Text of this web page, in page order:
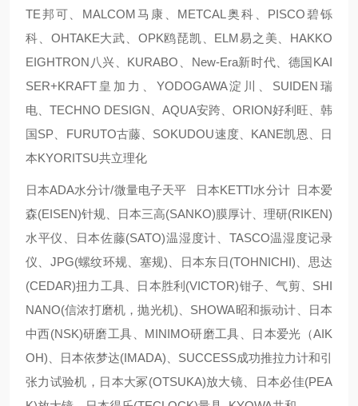
TE邦可、MALCOM马康、METCAL奥科、PISCO碧铄
科、OHTAKE大武、OPK鸥琵凯、ELM易之美、HAKKO
EIGHTRON八兴、KURABO、New-Era新时代、德国KAI
SER+KRAFT皇加力、YODOGAWA淀川、SUIDEN瑞
电、TECHNO DESIGN、AQUA安跨、ORION好利旺、韩
国SP、FURUTO古藤、SOKUDOU速度、KANE凯恩、日
本KYORITSU共立理化
日本ADA水分计/微量电子天平 日本KETTI水分计 日本爱
森(EISEN)针规、日本三高(SANKO)膜厚计、理研(RIKEN)
水平仪、日本佐藤(SATO)温湿度计、TASCO温湿度记录
仪、JPG(螺纹环规、塞规)、日本东日(TOHNICHI)、思达
(CEDAR)扭力工具、日本胜利(VICTOR)钳子、气剪、SHI
NANO(信浓打磨机，抛光机)、SHOWA昭和振动计、日本
中西(NSK)研磨工具、MINIMO研磨工具、日本爱光（AIK
OH)、日本依梦达(IMADA)、SUCCESS成功推拉力计和引
张力试验机，日本大冢(OTSUKA)放大镜、日本必佳(PEA